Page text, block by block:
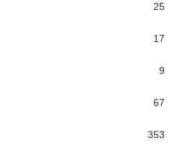
25
17
9
67
353